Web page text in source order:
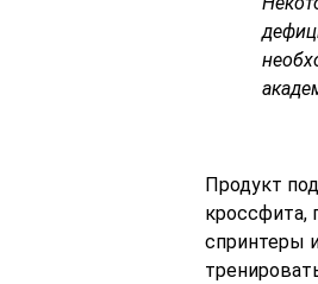
Продукт
кроссфита,
спринтеры